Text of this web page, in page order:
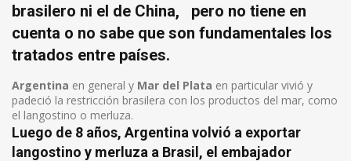
brasilero ni el de China, pero no tiene en
cuenta o no sabe que son fundamentales los
tratados entre países.
Argentina en general y Mar del Plata en particular vivió y
padeció la restricción brasilera con los productos del mar, como
el langostino o merluza.
Luego de 8 años, Argentina volvió a exportar
langostino y merluza a Brasil, el embajador